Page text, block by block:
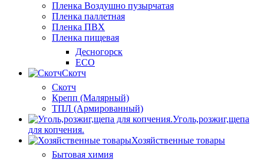
Пленка Воздушно пузырчатая
Пленка паллетная
Пленка ПВХ
Пленка пищевая
Десногорск
ECO
Скотч
Скотч
Крепп (Малярный)
ТПЛ (Армированный)
Уголь,розжиг,щепа
для копчения.
Хозяйственные товары
Бытовая химия